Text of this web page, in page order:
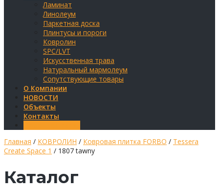
Ламинат
Линолеум
Паркетная доска
Плинтусы и пороги
Ковролин
SPC/LVT
Искусственная трава
Натуральный мармолеум
Сопутствующие товары
О Компании
НОВОСТИ
Объекты
Контакты
Главная / КОВРОЛИН / Ковровая плитка FORBO / Tessera
Create Space 1 / 1807 tawny
Каталог